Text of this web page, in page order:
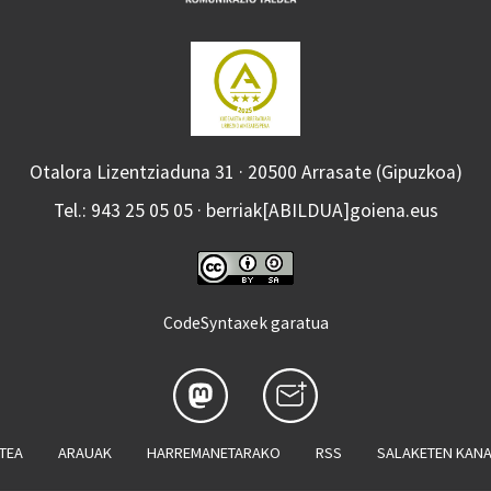
Otalora Lizentziaduna 31 · 20500 Arrasate (Gipuzkoa)
Tel.: 943 25 05 05 · berriak[ABILDUA]goiena.eus
CodeSyntaxek garatua
ARAUAK HARREMANETARAKO RSS SALAKETEN